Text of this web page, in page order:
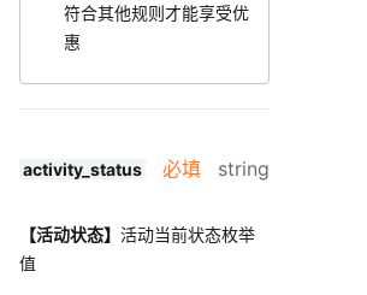
符合其他规则才能享受优
惠
activity_status 必填 string
【活动状态】 活动当前状态枚举
值